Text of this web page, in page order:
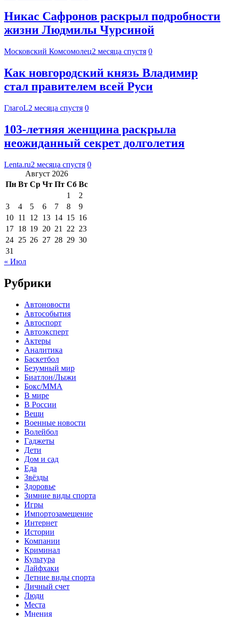
Никас Сафронов раскрыл подробности
жизни Людмилы Чурсиной
Московский Комсомолец2 месяца спустя 0
Как новгородский князь Владимир
стал правителем всей Руси
ГлагоL2 месяца спустя 0
103-летняя женщина раскрыла
неожиданный секрет долголетия
Lenta.ru2 месяца спустя 0
Август 2026
Пн Вт Ср Чт Пт Сб Вс
1
2
3
4 5 6 7 8
9
10 11 12 13 14 15 16
17 18 19 20 21 22 23
24 25 26 27 28 29 30
31
« Июл
Рубрики
Автоновости
Автособытия
Автоспорт
Автоэксперт
Актеры
Аналитика
Баскетбол
Безумный мир
Биатлон/Лыжи
Бокс/MMA
В мире
В России
Вещи
Военные новости
Волейбол
Гаджеты
Дети
Дом и сад
Еда
Звёзды
Здоровье
Зимние виды спорта
Игры
Импортозамещение
Интернет
Истории
Компании
Криминал
Культура
Лайфхаки
Летние виды спорта
Личный счет
Люди
Места
Мнения